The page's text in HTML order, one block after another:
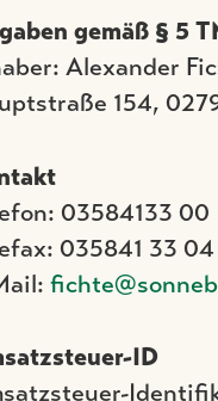
gemäß § 5
Alexander
154,
03584133 00
035841 33
ID